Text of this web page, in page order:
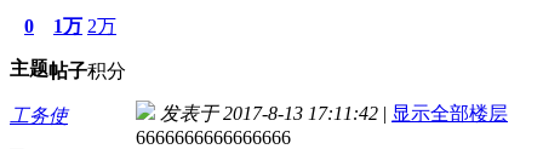
0
主题
1万
帖子
2万
积分
工务使 发表于 2017-8-13 17:11:42 | 显示全部楼层
6666666666666666